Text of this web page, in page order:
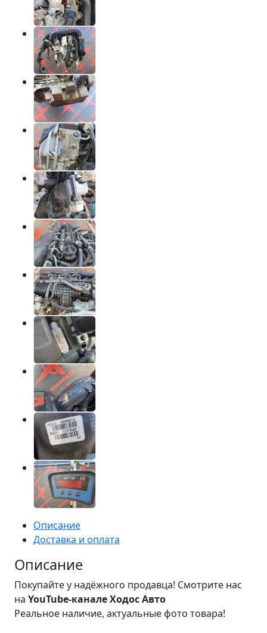
Описание
Доставка и оплата
Описание
Покупайте у надёжного продавца! Смотрите нас
на YouTube-канале Ходос Авто
Реальное наличие, актуальные фото товара!